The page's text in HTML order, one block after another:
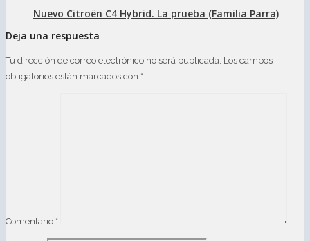
Nuevo Citroën C4 Hybrid. La prueba (Familia Parra)
Deja una respuesta
Tu dirección de correo electrónico no será publicada. Los campos
obligatorios están marcados con *
Comentario *